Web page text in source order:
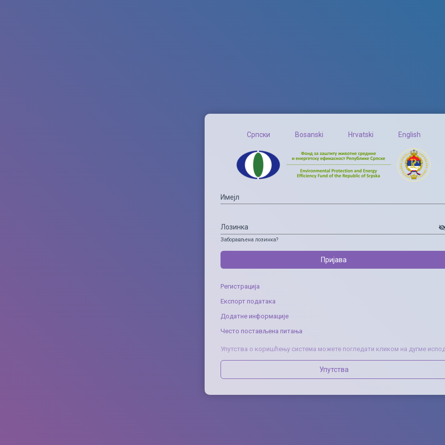
Српски Bosanski Hrvatski English
Имејл
Лозинка visibility_off
Заборављена лозинка?
Пријава
Регистрација
Експорт података
Додатне информације
Често постављена питања
Упутства о коришћењу система можете погледати кликом на дугме
Упутства